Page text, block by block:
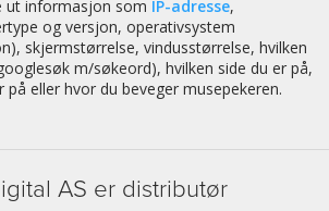
ut informasjon som IP-adresse,
og versjon, operativsystem
skjermstørrelse, vindusstørrelse, hvilken
m/søkeord), hvilken side du er på,
på eller hvor du beveger musepekeren.
AS er distributør